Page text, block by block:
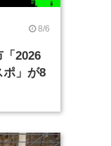
8/6
2026
ポ」が8